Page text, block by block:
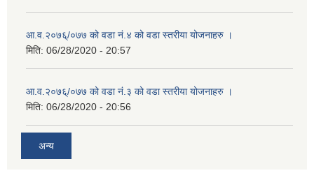
आ.व.२०७६्/०७७ को वडा नं.४ को वडा स्तरीया योजनाहरु ।
मिति: 06/28/2020 - 20:57
आ.व.२०७६्/०७७ को वडा नं.३ को वडा स्तरीया योजनाहरु ।
मिति: 06/28/2020 - 20:56
अन्य